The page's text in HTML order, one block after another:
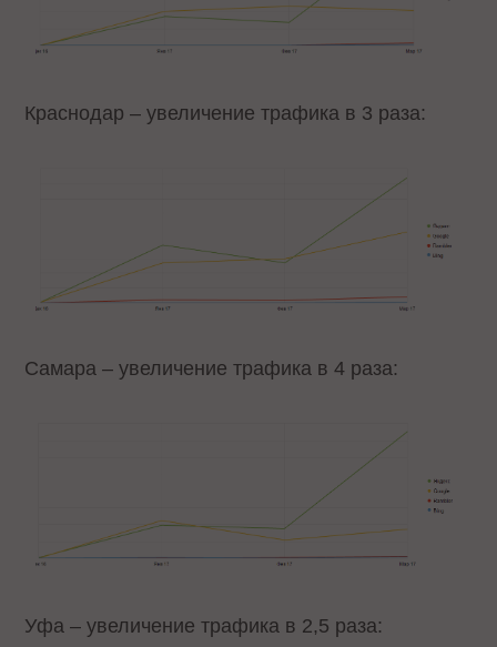
Краснодар – увеличение трафика в 3 раза:
Самара – увеличение трафика в 4 раза:
Уфа – увеличение трафика в 2,5 раза: